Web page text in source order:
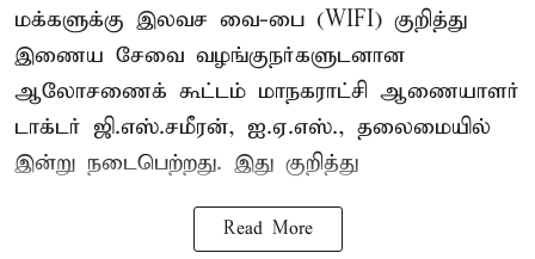
மக்களுக்கு இலவச வை-பை (WIFI) குறித்து
இணைய சேவை வழங்குநர்களுடனான
ஆலோசணைக் கூட்டம் மாநகராட்சி ஆணையாளர்
டாக்டர் ஜி.எஸ்.சமீரன், ஐ.ஏ.எஸ்., தலைமையில்
இன்று நடைபெற்றது. இது குறித்து
Read More